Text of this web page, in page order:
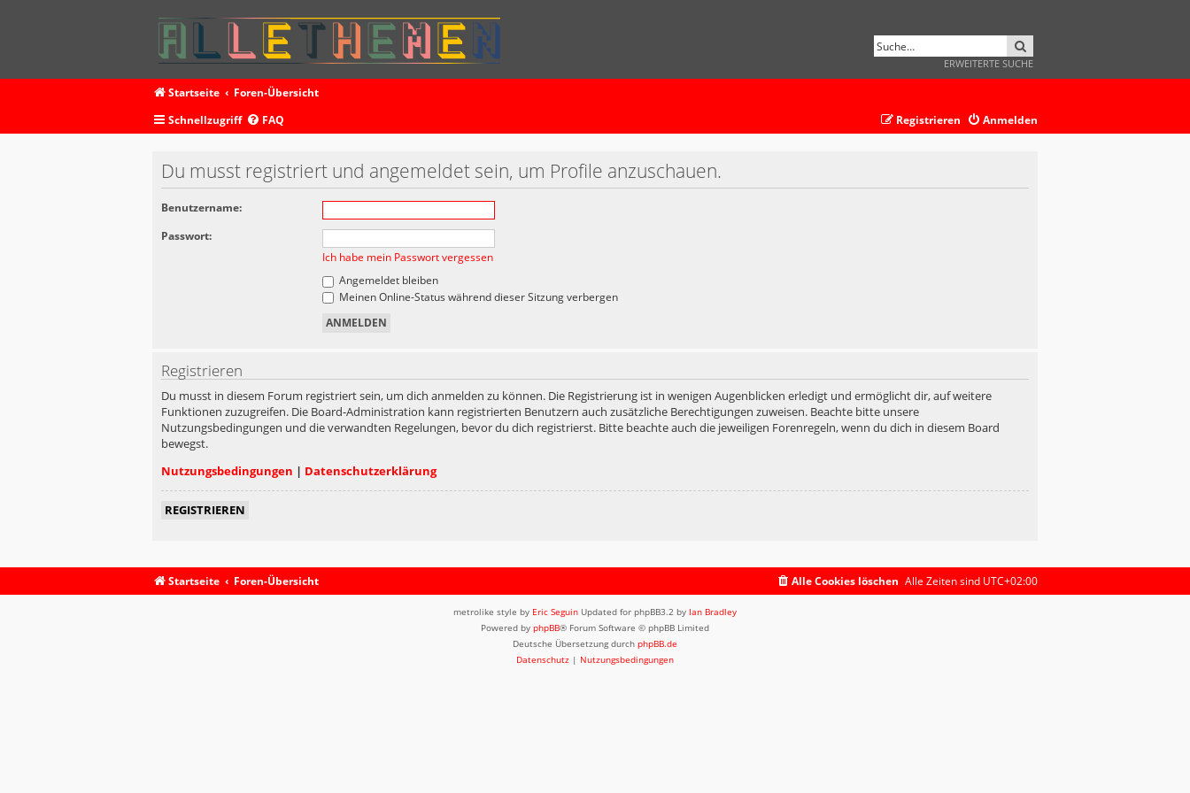
ERWEITERTE SUCHE
Startseite
Foren-Übersicht
Schnellzugriff
FAQ Anmelden
Registrieren
Du musst registriert und angemeldet sein, um Profile anzuschauen.
Benutzername:
Passwort:
Ich habe mein Passwort vergessen
Angemeldet bleiben
Meinen Online-Status während dieser Sitzung verbergen
Registrieren
Du musst in diesem Forum registriert sein, um dich anmelden zu können. Die Registrierung ist in wenigen Augenblicken erledigt und ermöglicht dir, auf weitere
Funktionen zuzugreifen. Die Board-Administration kann registrierten Benutzern auch zusätzliche Berechtigungen zuweisen. Beachte bitte unsere
Nutzungsbedingungen und die verwandten Regelungen, bevor du dich registrierst. Bitte beachte auch die jeweiligen Forenregeln, wenn du dich in diesem Board
bewegst.
Nutzungsbedingungen | Datenschutzerklärung
REGISTRIEREN
Startseite Foren-Übersicht Alle Zeiten sind UTC+02:00
Alle Cookies löschen
metrolike style by Eric Seguin Updated for phpBB3.2 by Ian Bradley
Powered by phpBB® Forum Software © phpBB Limited
Deutsche Übersetzung durch phpBB.de
Datenschutz | Nutzungsbedingungen